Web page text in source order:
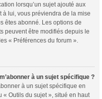
lorsqu’un sujet ajouté aux
à lui, vous préviendra de la mise
êtes abonné. Les options de
peuvent être modifiés depuis le
« Préférences du forum ».
à un sujet spécifique ?
à un sujet spécifique en
Outils du sujet », situé en haut